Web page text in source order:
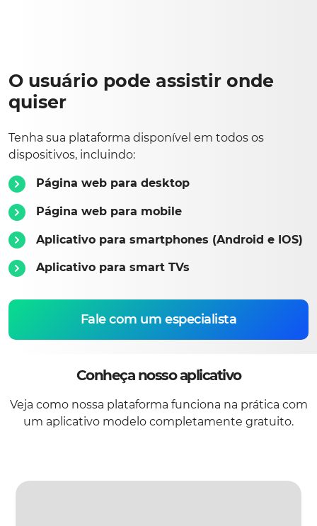
O usuário pode assistir onde
quiser
Tenha sua plataforma disponível em todos os
dispositivos, incluindo:
Página web para desktop
Página web para mobile
Aplicativo para smartphones (Android e IOS)
Aplicativo para smart TVs
Fale com um especialista
Conheça nosso aplicativo
Veja como nossa plataforma funciona na prática com
um aplicativo modelo completamente gratuito.